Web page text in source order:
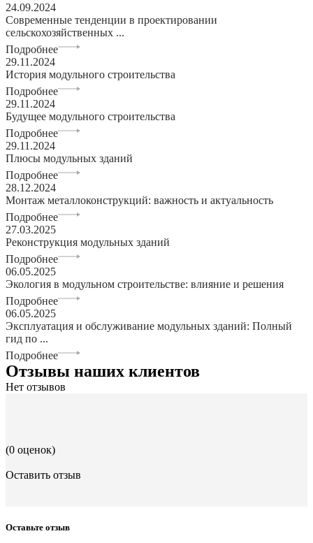
24.09.2024
Современные тенденции в проектировании
сельскохозяйственных ...
Подробнее
29.11.2024
История модульного строительства
Подробнее
29.11.2024
Будущее модульного строительства
Подробнее
29.11.2024
Плюсы модульных зданий
Подробнее
28.12.2024
Монтаж металлоконструкций: важность и актуальность
Подробнее
27.03.2025
Реконструкция модульных зданий
Подробнее
06.05.2025
Экология в модульном строительстве: влияние и решения
Подробнее
06.05.2025
Эксплуатация и обслуживание модульных зданий: Полный
гид по ...
Подробнее
Отзывы наших клиентов
Нет отзывов
(0 оценок)
Оставить отзыв
Оставьте отзыв